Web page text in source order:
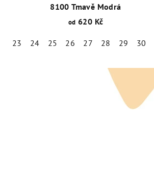
8100 Tmavě Modrá
od 620 Kč
23 24 25 26 27 28 29 30